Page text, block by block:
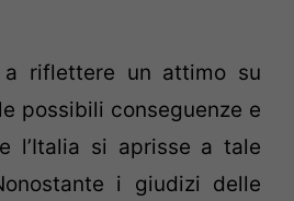
a riflettere un attimo su
possibili conseguenze e
l’Italia si aprisse a tale
i giudizi delle